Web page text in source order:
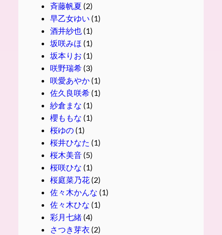
斉藤帆夏 (2)
早乙女ゆい (1)
酒井紗也(1)
坂咲みほ (1)
坂本りお (1)
咲野瑞希(3)
咲愛あやか(1)
佐久良咲希(1)
紗倉まな (1)
櫻ももな (1)
桜ゆの(1)
桜井ひなた (1)
桜木美音(5)
桜咲ひな (1)
桜庭菜乃花(2)
佐々木かんな (1)
佐々木ひな (1)
彩月七緒(4)
さつき芽衣 (2)